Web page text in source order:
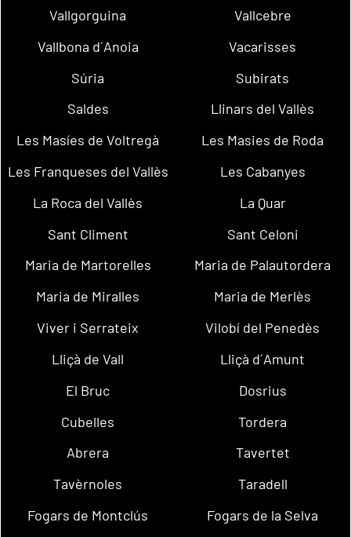
Vallgorguina
Vallcebre
Vallbona d´Anoia
Vacarisses
Súria
Subirats
Saldes
Llinars del Vallès
Les Masíes de Voltregà
Les Masies de Roda
Les Franqueses del Vallès
Les Cabanyes
La Roca del Vallès
La Quar
Sant Climent
Sant Celoni
Maria de Martorelles
Maria de Palautordera
Maria de Miralles
Maria de Merlès
Viver i Serrateix
Vilobí del Penedès
Lliçà de Vall
Lliçà d´Amunt
El Bruc
Dosrius
Cubelles
Tordera
Abrera
Tavertet
Tavèrnoles
Taradell
Fogars de Montclús
Fogars de la Selva